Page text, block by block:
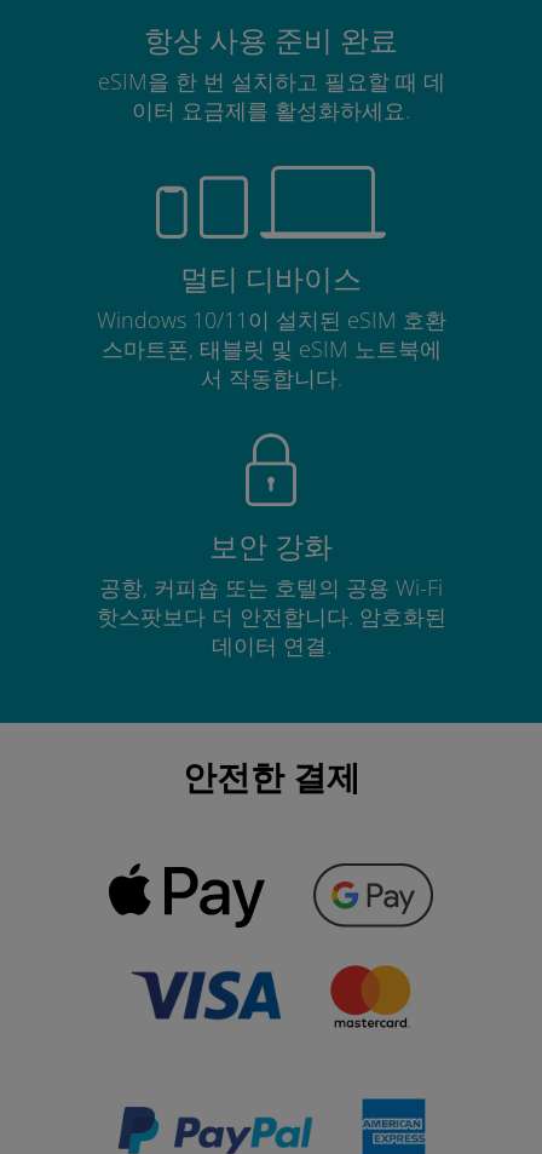
항상 사용 준비 완료
eSIM을 한 번 설치하고 필요할 때 데
이터 요금제를 활성화하세요.
멀티 디바이스
Windows 10/11이 설치된 eSIM 호환
스마트폰, 태블릿 및 eSIM 노트북에
서 작동합니다.
보안 강화
공항, 커피숍 또는 호텔의 공용 Wi-Fi
핫스팟보다 더 안전합니다. 암호화된
데이터 연결.
안전한 결제